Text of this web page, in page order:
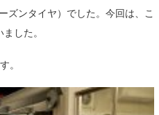
ズンタイヤ）でした。今回は、こ
した。
。